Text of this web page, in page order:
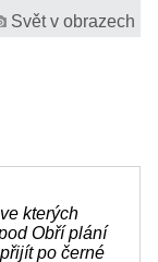
Svět v obrazech
kterých
Obří plání
po černé